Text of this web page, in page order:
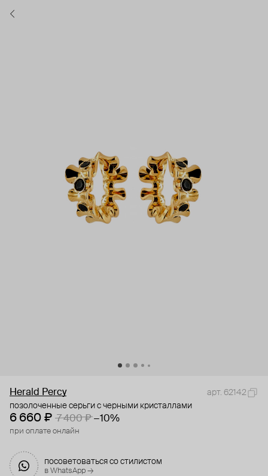
Herald Percy
арт. 62142
позолоченные серьги с черными кристаллами
6 660 ₽ 7 400 ₽ −10%
при оплате онлайн
посоветоваться со стилистом
в WhatsApp →